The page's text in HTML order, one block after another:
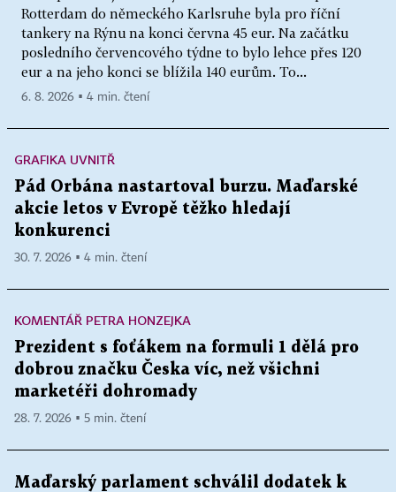
Rotterdam do německého Karlsruhe byla pro říční
tankery na Rýnu na konci června 45 eur. Na začátku
posledního červencového týdne to bylo lehce přes 120
eur a na jeho konci se blížila 140 eurům. To...
6. 8. 2026 ▪ 4 min. čtení
GRAFIKA UVNITŘ
Pád Orbána nastartoval burzu. Maďarské
akcie letos v Evropě těžko hledají
konkurenci
30. 7. 2026 ▪ 4 min. čtení
KOMENTÁŘ PETRA HONZEJKA
Prezident s foťákem na formuli 1 dělá pro
dobrou značku Česka víc, než všichni
marketéři dohromady
28. 7. 2026 ▪ 5 min. čtení
Maďarský parlament schválil dodatek k